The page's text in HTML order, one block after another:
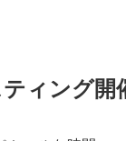
ィング開